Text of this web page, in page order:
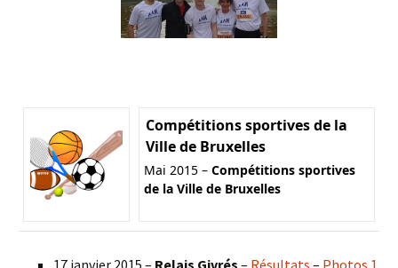
Compétitions sportives de la
Ville de Bruxelles
Mai 2015 – Compétitions sportives
de la Ville de Bruxelles